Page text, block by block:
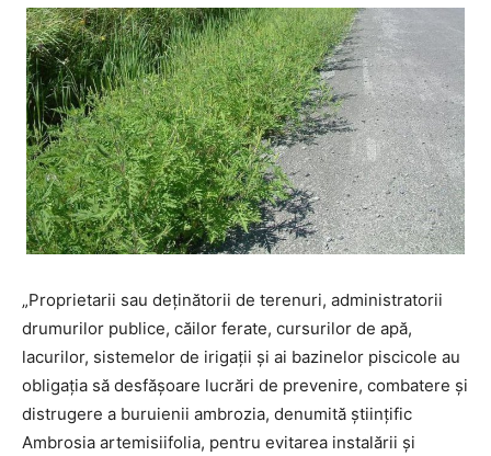
„Proprietarii sau deținătorii de terenuri, administratorii
drumurilor publice, căilor ferate, cursurilor de apă,
lacurilor, sistemelor de irigații și ai bazinelor piscicole au
obligația să desfășoare lucrări de prevenire, combatere și
distrugere a buruienii ambrozia, denumită științific
Ambrosia artemisiifolia, pentru evitarea instalării și